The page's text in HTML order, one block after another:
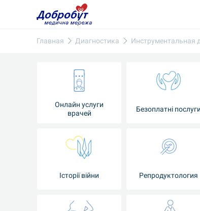
Главная Диагностика Инструментальная
Онлайн услуги
врачей
Безоплатні послуги
Iсторії війни Репродуктология